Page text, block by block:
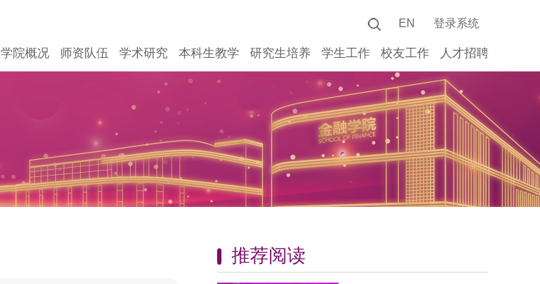
EN 登录系统
学院概况 师资队伍 学术研究 本科生教学 研究生培养 学生工作 校友工作 人才招聘
推荐阅读